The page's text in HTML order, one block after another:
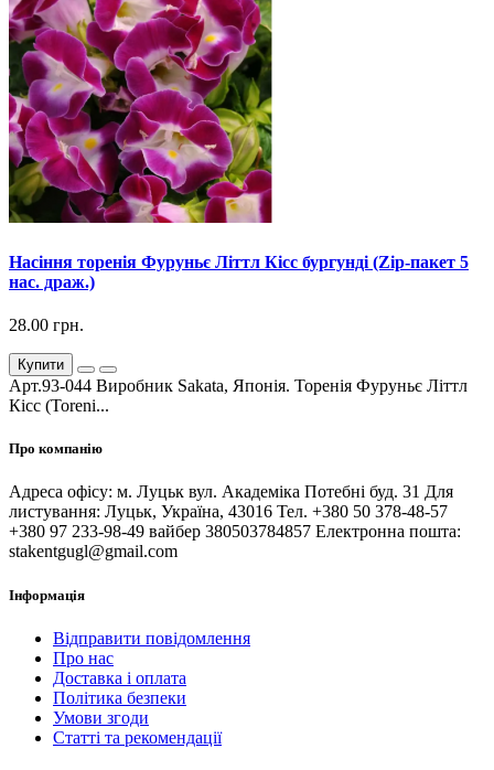
Насіння торенія Фуруньє Літтл Кісс бургунді (Zip-пакет 5
нас. драж.)
28.00 грн.
Купити
Арт.93-044 Виробник Sakata, Японія. Торенія Фуруньє Літтл
Кісс (Toreni...
Про компанію
Адреса офісу: м. Луцьк вул. Академіка Потебні буд. 31 Для
листування: Луцьк, Україна, 43016 Тел. +380 50 378-48-57
+380 97 233-98-49 вайбер 380503784857 Електронна пошта:
stakentgugl@gmail.com
Інформація
Відправити повідомлення
Про нас
Доставка і оплата
Політика безпеки
Умови згоди
Статті та рекомендації